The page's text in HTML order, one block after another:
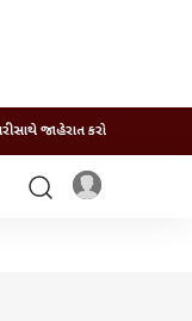
સાથે જાહેરાત કરો